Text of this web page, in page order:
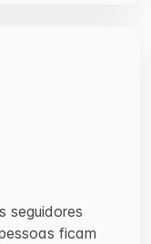
seguidores
ficam